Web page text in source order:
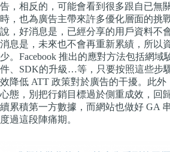
告，相反的，可能會看到很多跟自已無
時，也為廣告主帶來許多優化層面的挑
說，好消息是，已經分享的用戶資料不
消息是，未來也不會再重新累績，所以
少。Facebook 推出的應對方法包括網域
件、SDK的升級…等，只要按照這些步
效降低 ATT 政策對於廣告的干擾。此外
心態，別把行銷目標過於側重成效，回
續累積第一方數據，而網站也做好 GA
度過這段陣痛期。